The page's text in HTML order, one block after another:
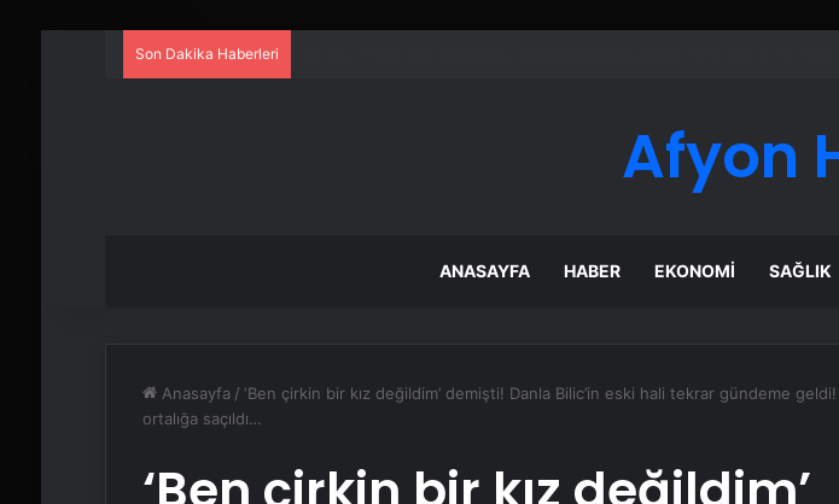
Son Dakika Haberleri
Afyon
ANASAYFA HABER EKONOMI SAĞLIK
Anasayfa / ‘Ben çirkin bir kız değildim’ demişti! Danla Bilic’in eski hali tekrar gündeme
ortalığa saçıldı…
‘Ben çirkin bir kız değildim’